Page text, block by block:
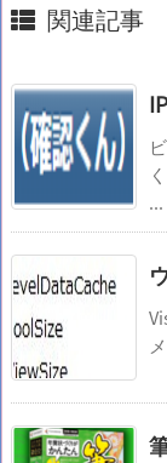
関連記事
...